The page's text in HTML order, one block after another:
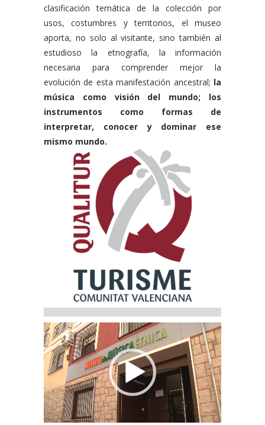
clasificación temática de la colección por
usos, costumbres y territorios, el museo
aporta, no solo al visitante, sino también al
estudioso la etnografía, la información
necesaria para comprender mejor la
evolución de esta manifestación ancestral; la
música como visión del mundo; los
instrumentos como formas de
interpretar, conocer y dominar ese
mismo mundo.
Reproductor
de
vídeo